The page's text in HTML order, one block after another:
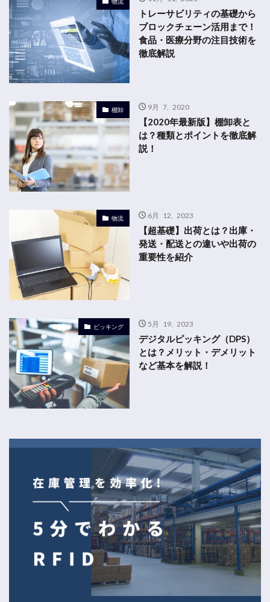
トレーサビリティの基礎から
ブロックチェーン活用まで！
食品・医療分野の注目技術を
徹底解説
棚卸 9月 7, 2020
【2020年最新版】棚卸表と
は？種類とポイントを徹底解
説！
物流 6月 12, 2023
【超基礎】出荷とは？出庫・
発送・配送との違いや出荷の
重要性を紹介
ピッキング 5月 19, 2023
デジタルピッキング（DPS）
とは？メリット・デメリット
など基本を解説！